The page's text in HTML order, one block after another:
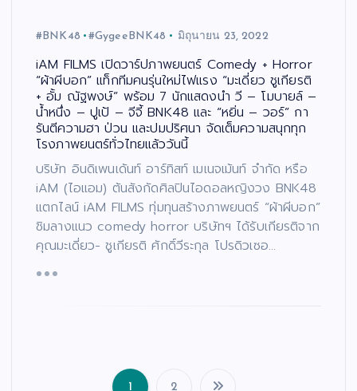
#BNK48 #GygeeBNK48 มิถุนายน 23, 2022
iAM FILMS เปิดวาร์ปภาพยนตร์ Comedy + Horror
“ผ้าผีบอก” แท็กทีมคนรุ่นใหม่ไฟแรง “มะเดี่ยว ชูเกียรติ
+ อั้ม ณัฐพงษ์” พร้อม 7 นักแสดงนำ วี – โมบายล์ –
น้ำหนึ่ง – ปูเป้ – จีจี้ BNK48 และ “หยิ่น – วอร์” กา
รันตีความฮา ป่วน และปมปริศนา จัดเต็มความสนุกทุก
โรงภาพยนตร์ทั่วไทยแล้ววันนี้
บริษัท อินดิเพนเด้นท์ อาร์ทิสท์ เมเนจเม้นท์ จำกัด หรือ
iAM (ไอแอม) ต้นสังกัดศิลปินไอดอลหญิงวง BNK48
แตกไลน์ iAM FILMS ทุ่มทุนสร้างภาพยนตร์ “ผ้าผีบอก”
ชิมลางแนว comedy horror บริษัทฯ ได้รับเกียรติจาก
คุณมะเดี่ยว- ชูเกียรติ ศักดิ์วีระกุล โปรดิวเซอ…
1 2